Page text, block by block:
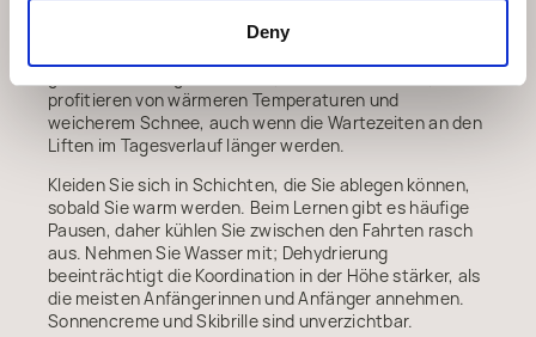
Deny
nutzen. Die Pisten sind vor 11.00 Uhr ruhiger, was den
profitieren von wärmeren Temperaturen und
weicherem Schnee, auch wenn die Wartezeiten an den
Liften im Tagesverlauf länger werden.
Kleiden Sie sich in Schichten, die Sie ablegen können,
sobald Sie warm werden. Beim Lernen gibt es häufige
Pausen, daher kühlen Sie zwischen den Fahrten rasch
aus. Nehmen Sie Wasser mit; Dehydrierung
beeinträchtigt die Koordination in der Höhe stärker, als
die meisten Anfängerinnen und Anfänger annehmen.
Sonnencreme und Skibrille sind unverzichtbar.